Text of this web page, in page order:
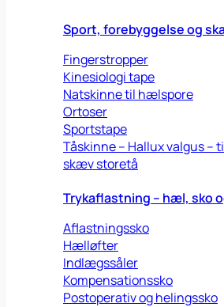
Sport, forebyggelse og
Fingerstropper
Kinesiologi tape
Natskinne til hælspore
Ortoser
Sportstape
Tåskinne – Hallux valgus –
skæv storetå
Trykaflastning – hæl, sko
Aflastningssko
Hælløfter
Indlægssåler
Kompensationssko
Postoperativ og helingssko